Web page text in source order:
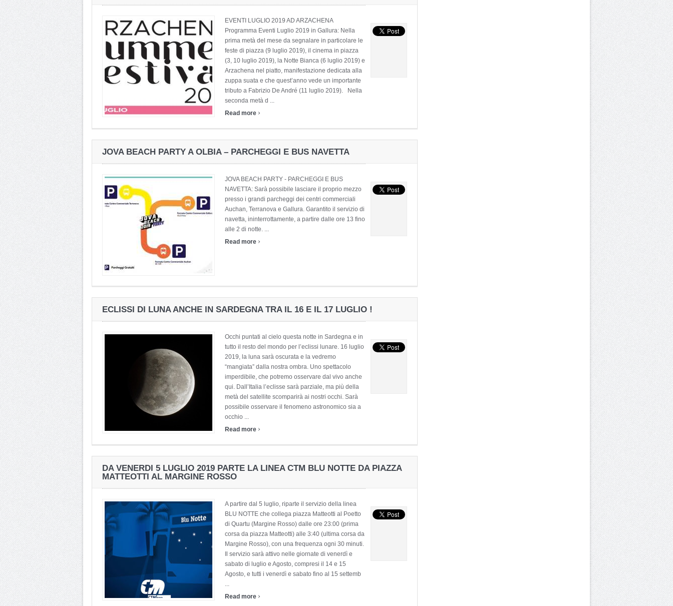
EVENTI LUGLIO 2019 AD ARZACHENA
Programma Eventi Luglio 2019 in Gallura: Nella
prima metà del mese da segnalare in particolare le
feste di piazza (9 luglio 2019), il cinema in piazza
(3, 10 luglio 2019), la Notte Bianca (6 luglio 2019) e
Arzachena nel piatto, manifestazione dedicata alla
zuppa suata e che quest’anno vede un importante
tributo a Fabrizio De André (11 luglio 2019). Nella
seconda metà d ...
Read more ›
JOVA BEACH PARTY A OLBIA – PARCHEGGI E BUS NAVETTA
JOVA BEACH PARTY - PARCHEGGI E BUS
NAVETTA: Sarà possibile lasciare il proprio mezzo
presso i grandi parcheggi dei centri commerciali
Auchan, Terranova e Gallura. Garantito il servizio di
navetta, ininterrottamente, a partire dalle ore 13 fino
alle 2 di notte. ...
Read more ›
ECLISSI DI LUNA ANCHE IN SARDEGNA TRA IL 16 E IL 17 LUGLIO !
Occhi puntati al cielo questa notte in Sardegna e in
tutto il resto del mondo per l’eclissi lunare. 16 luglio
2019, la luna sarà oscurata e la vedremo
“mangiata” dalla nostra ombra. Uno spettacolo
imperdibile, che potremo osservare dal vivo anche
qui. Dall’Italia l’eclisse sarà parziale, ma più della
metà del satellite scomparirà ai nostri occhi. Sarà
possibile osservare il fenomeno astronomico sia a
occhio ...
Read more ›
DA VENERDI 5 LUGLIO 2019 PARTE LA LINEA CTM BLU NOTTE DA PIAZZA
MATTEOTTI AL MARGINE ROSSO
A partire dal 5 luglio, riparte il servizio della linea
BLU NOTTE che collega piazza Matteotti al Poetto
di Quartu (Margine Rosso) dalle ore 23:00 (prima
corsa da piazza Matteotti) alle 3:40 (ultima corsa da
Margine Rosso), con una frequenza ogni 30 minuti.
Il servizio sarà attivo nelle giornate di venerdì e
sabato di luglio e Agosto, compresi il 14 e 15
Agosto, e tutti i venerdì e sabato fino al 15 settemb
...
Read more ›